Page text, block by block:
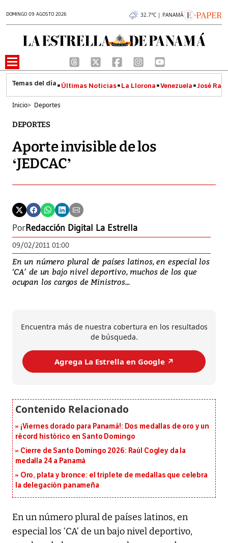
DOMINGO 09 AGOSTO 2026 32.7°C | PANAMÁ
Últimas Noticias La Llorona Venezuela José
Inicio> Deportes
DEPORTES
Aporte invisible de los
‘JEDCAC’
PorRedacción Digital La Estrella
09/02/2011 01:00
En un número plural de países latinos, en especial los
‘CA’ de un bajo nivel deportivo, muchos de los que
ocupan los cargos de Ministros...
Encuentra más de nuestra cobertura en los resultados
de búsqueda.
Agrega La Estrella en Google ↗️
¡Viernes dorado para Panamá!: Dos medallas de oro y un
récord histórico en Santo Domingo
Cierre de Santo Domingo 2026: Raúl Cogley da la
medalla 24 a Panamá
Oro, plata y bronce: el triplete de medallas que celebra
la delegación panameña
En un número plural de países latinos, en
especial los ‘CA’ de un bajo nivel deportivo,